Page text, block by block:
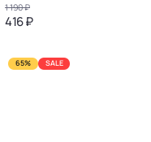
1 190 ₽
416 ₽
65% SALE